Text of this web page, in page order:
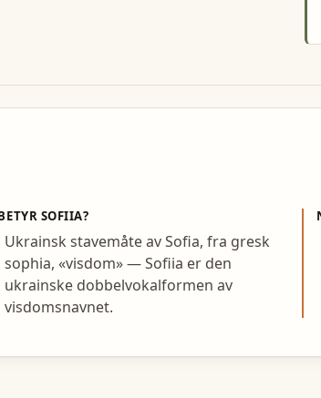
SOFIIA?
Ukrainsk stavemåte av Sofia, fra gresk
sophia, «visdom» — Sofiia er den
ukrainske dobbelvokalformen av
visdomsnavnet.